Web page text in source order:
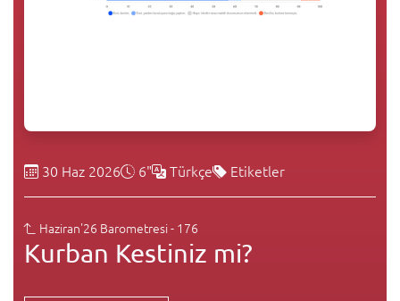
30 Haz 2026 6" Türkçe Etiketler
Haziran'26 Barometresi - 176
Kurban Kestiniz mi?